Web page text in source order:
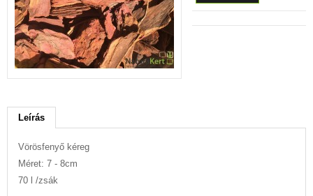
Leírás
Vörösfenyő kéreg
Méret: 7 - 8cm
70 l /zsák